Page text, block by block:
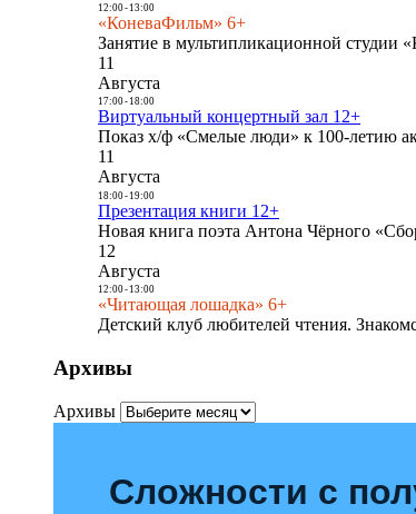
12:00- 13:00
«КоневаФильм» 6+
Занятие в мультипликационной студии
11
Августа
17:00- 18:00
Виртуальный концертный зал 12+
Показ х/ф «Смелые люди» к 100-летию
11
Августа
18:00- 19:00
Презентация книги 12+
Новая книга поэта Антона Чёрного
12
Августа
12:00- 13:00
«Читающая лошадка» 6+
Детский клуб любителей чтения.
Архивы
Архивы
Сложности с